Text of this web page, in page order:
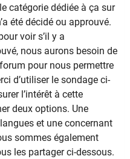
catégorie dédiée à ça sur
été décidé ou approuvé.
voir s’il y a
nous aurons besoin de
pour nous permettre
d’utiliser le sondage ci-
l’intérêt à cette
deux options. Une
et une concernant
sommes également
les partager ci-dessous.